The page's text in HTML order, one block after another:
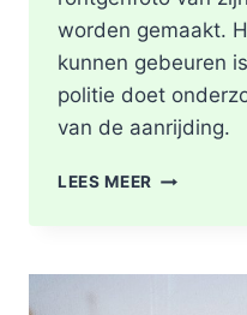
worden gemaakt.
kunnen gebeuren
politie doet
van de aanrijding.
LEES MEER GEWONDE
TWEE